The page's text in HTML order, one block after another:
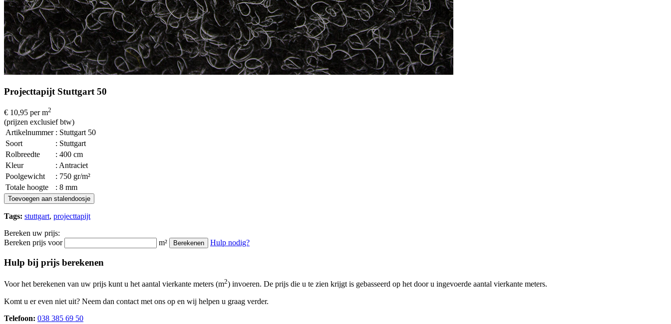
Projecttapijt Stuttgart 50
€ 10,95 per m2
(prijzen exclusief btw)
Artikelnummer : Stuttgart 50
Soort
: Stuttgart
Rolbreedte
: 400 cm
Kleur
: Antraciet
Poolgewicht
: 750 gr/m²
Totale hoogte
: 8 mm
Toevoegen aan stalendoosje
Tags: stuttgart, projecttapijt
Bereken uw prijs:
Bereken prijs voor
m² Berekenen Hulp nodig?
Hulp bij prijs berekenen
Voor het berekenen van uw prijs kunt u het aantal vierkante meters (m2) invoeren. De prijs die u te zien krijgt is gebasseerd op het door u ingevoerde aantal vierkante meters.
Komt u er even niet uit? Neem dan contact met ons op en wij helpen u graag verder.
Telefoon: 038 385 69 50